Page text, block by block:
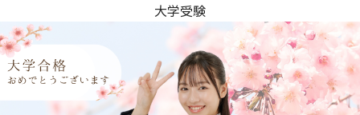
大学受験